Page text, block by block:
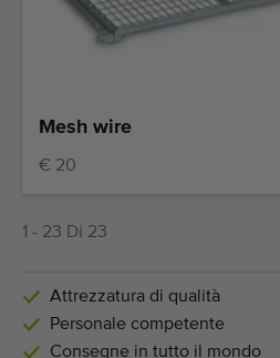
Mesh wire
€ 20
1 - 23 Di 23
Attrezzatura di qualità
Personale competente
Consegne in tutto il mondo